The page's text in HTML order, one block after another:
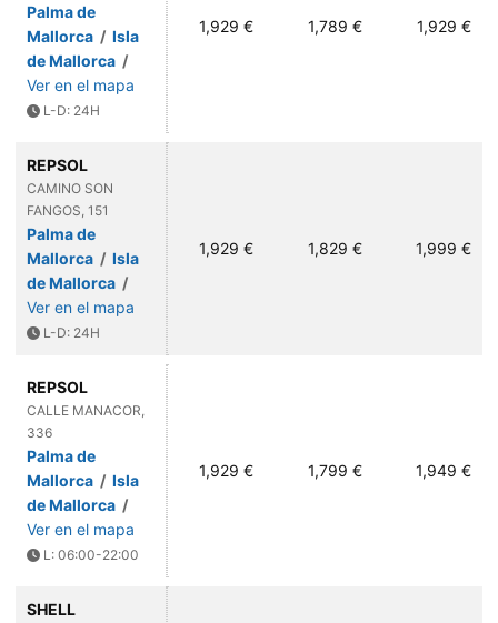
Palma de
Mallorca / Isla
de Mallorca /
Ver en el mapa
L-D: 24H
1,929 € 1,789 € 1,929 €
REPSOL
CAMINO SON
FANGOS, 151
Palma de
Mallorca / Isla
de Mallorca /
Ver en el mapa
L-D: 24H
1,929 € 1,829 € 1,999 €
REPSOL
CALLE MANACOR,
336
Palma de
Mallorca / Isla
de Mallorca /
Ver en el mapa
L: 06:00-22:00
1,929 € 1,799 € 1,949 €
SHELL